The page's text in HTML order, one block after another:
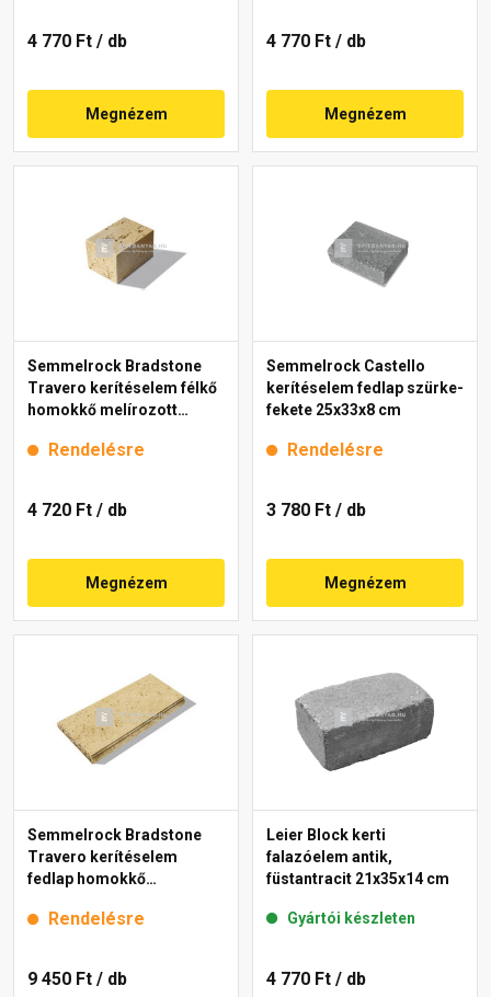
4 770 Ft / db
Megnézem
4 770 Ft / db
Megnézem
Semmelrock Bradstone
Travero kerítéselem félkő
homokkő melírozott
Rendelésre
4 720 Ft / db
Megnézem
Semmelrock Castello
kerítéselem fedlap szürke-
fekete 25x33x8 cm
Rendelésre
3 780 Ft / db
Megnézem
Semmelrock Bradstone
Travero kerítéselem
fedlap homokkő
Rendelésre
9 450 Ft / db
Leier Block kerti
falazóelem antik,
füstantracit 21x35x14 cm
Gyártói készleten
4 770 Ft / db